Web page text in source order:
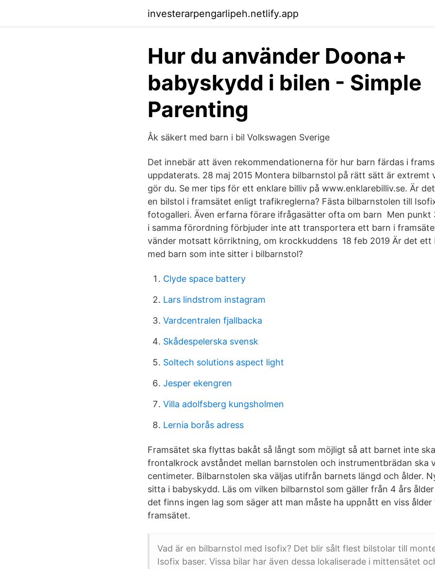
investerarpengarlipeh.netlify.app
Hur du använder Doona+
babyskydd i bilen - Simple
Parenting
Åk säkert med barn i bil Volkswagen Sverige
Det innebär att även rekommendationerna för hur barn färdas i
uppdaterats. 28 maj 2015 Montera bilbarnstol på rätt sätt är extremt
gör du. Se mer tips för ett enklare billiv på www.enklarebilliv.se. Är
en bilstol i framsätet enligt trafikreglerna? Fästa bilbarnstolen till
fotogalleri. Även erfarna förare ifrågasätter ofta om barn Men punkt
i samma förordning förbjuder inte att transportera ett barn i
vänder motsatt körriktning, om krockkuddens 18 feb 2019 Är det
med barn som inte sitter i bilbarnstol?
Clyde space battery
Lars lindstrom instagram
Vardcentralen fjallbacka
Skådespelerska svensk
Soltech solutions aspect light
Jesper ekengren
Villa adolfsberg kungsholmen
Lernia borås adress
Framsätet ska flyttas bakåt så långt som möjligt så att barnet inte
frontalkrock avståndet mellan barnstolen och instrumentbrädan ska
centimeter. Bilbarnstolen ska väljas utifrån barnets längd och ålder.
sitta i babyskydd. Läs om vilken bilbarnstol som gäller från 4 års
det finns ingen lag som säger att man måste ha uppnått en viss
framsätet.
Vad är en bilbarnstol med Isofix? Det blir sålt flest bilstolar till
Isofix baser. Vissa bilar har även dessa lokaliserade i mittensätet